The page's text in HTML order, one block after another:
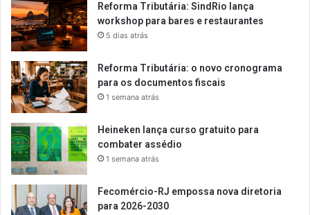
Reforma Tributária: SindRio lança
workshop para bares e restaurantes
5 dias atrás
Reforma Tributária: o novo cronograma
para os documentos fiscais
1 semana atrás
Heineken lança curso gratuito para
combater assédio
1 semana atrás
Fecomércio-RJ empossa nova diretoria
para 2026-2030